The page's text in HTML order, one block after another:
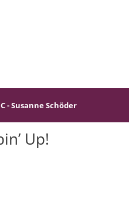
- Susanne Schöder
Up!